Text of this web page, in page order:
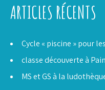
ARTICLES RÉCENTS
Cycle « piscine » pour
classe découverte à
MS et GS à la